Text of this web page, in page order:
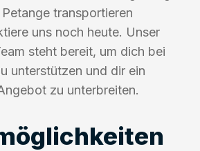
transportieren
uns noch heute. Unser
steht bereit, um dich bei
unterstützen und dir ein
zu unterbreiten.